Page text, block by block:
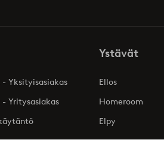
Yksityisasiakas
Yritysasiakas
Ystävät
Ellos
Homeroom
Elpy